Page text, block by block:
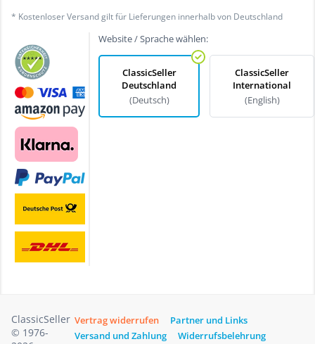
* Kostenloser Versand gilt für Lieferungen innerhalb von Deutschland
Website / Sprache wählen:
ClassicSeller
Deutschland
(Deutsch)
ClassicSeller
International
(English)
ClassicSeller
© 1976-
Vertrag widerrufen
Partner und Links
Versand und Zahlung
Widerrufsbelehrung